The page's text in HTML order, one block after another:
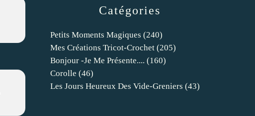
Catégories
Petits Moments Magiques (240)
Mes Créations Tricot-Crochet (205)
Bonjour -je Me Présente.... (160)
Corolle (46)
Les Jours Heureux Des Vide-Greniers (43)